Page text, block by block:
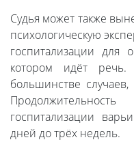
Судья может также
психологическую
госпитализации для
котором идёт
большинстве
госпитализации
дней до трёх недель.